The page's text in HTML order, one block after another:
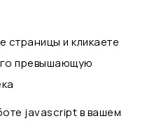
страницы и кликаете
превышающую
javascript в вашем